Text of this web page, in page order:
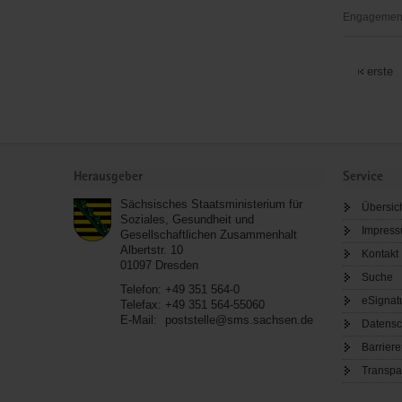
e.
erste
Herausgeber
Sächsisches Staatsministerium für
Soziales, Gesundheit und
Gesellschaftlichen Zusammenhalt
Albertstr. 10
01097 Dresden
Telefon: +49 351 564-0
Telefax: +49 351 564-55060
E-Mail:
poststelle@sms.sachsen.de
Service
Kontakt
Suche